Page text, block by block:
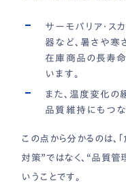
サーモバリア・ス
器など、暑さや寒
在庫商品の長寿命
います。
また、温度変化の
品質維持にもつな
この点から分かるのは、
対策”ではなく、“品質管
いうことです。